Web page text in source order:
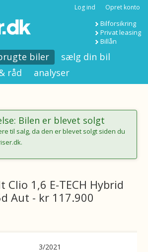
Log ind Opret konto
Bilforsikring
Privat leasing
Billån
biler
sælg din bil
råd analyser
Bilen er blevet solgt
til salg, da den er blevet solgt siden du
Clio 1,6 E-TECH Hybrid
Aut - kr 117.900
3/2021